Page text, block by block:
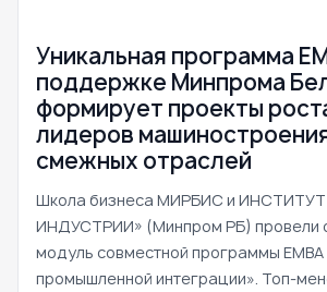
Уникальная программа
поддержке Минпрома
формирует проекты
лидеров
смежных отраслей
Школа бизнеса МИРБИС и
ИНДУСТРИИ» (Минпром РБ) провели
модуль совместной программы EMBA
промышленной интеграции». Топ-